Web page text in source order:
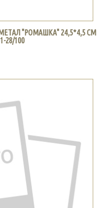
"РОМАШКА" 24,5*4,5 СМ
28/100